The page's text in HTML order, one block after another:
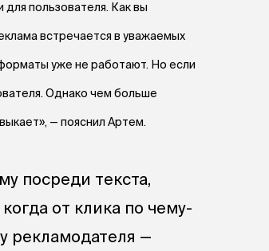
пользователя. Как вы
встречается в уважаемых
уже не работают. Но если
Однако чем больше
— пояснил Артем.
посреди текста,
от клика по чему-
рекламодателя —